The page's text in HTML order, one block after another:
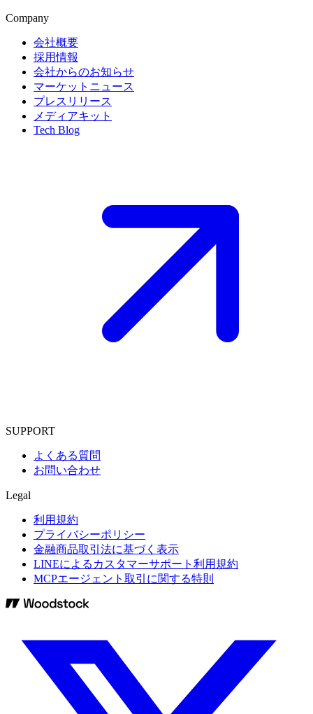
Company
会社概要
採用情報
会社からのお知らせ
マーケットニュース
プレスリリース
メディアキット
Tech Blog
SUPPORT
よくある質問
お問い合わせ
Legal
利用規約
プライバシーポリシー
金融商品取引法に基づく表示
LINEによるカスタマーサポート利用規約
MCPエージェント取引に関する特則